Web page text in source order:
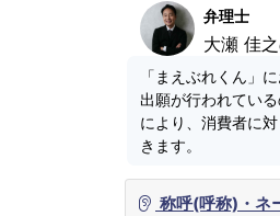
弁理士
大瀬 佳
「まえぶれくん」
出願が行われてい
により、消費者に
きます。
称呼(呼称)・ネ